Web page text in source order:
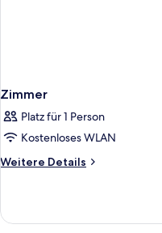
Zimmer
Platz für 1 Person
Kostenloses WLAN
Weitere Details
Weitere